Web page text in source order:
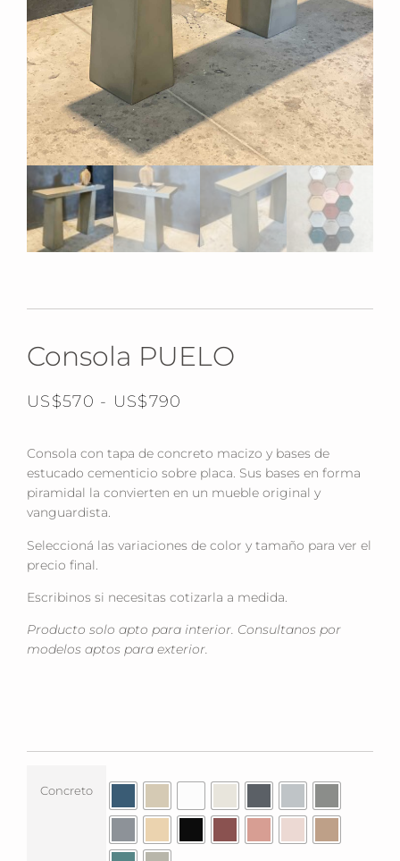
Consola PUELO
US$570 - US$790
Consola con tapa de concreto macizo y bases de
estucado cementicio sobre placa. Sus bases en forma
piramidal la convierten en un mueble original y
vanguardista.
Seleccioná las variaciones de color y tamaño para ver el
precio final.
Escribinos si necesitas cotizarla a medida.
Producto solo apto para interior. Consultanos por
modelos aptos para exterior.
Concreto